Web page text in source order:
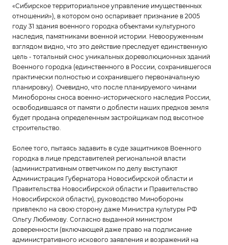
«Сибирское территориальное управление имущественных
отношений»), в котором оно оспаривает признание в 2005
году 31 здания военного городка объектами культурного
наследия, памятниками военной истории. Невооруженным
взглядом видно, что это действие преследует единственную
цель - тотальный снос уникальных дореволюционных зданий
Военного городка (единственного в России, сохранившегося
практически полностью и сохранившего первоначальную
планировку). Очевидно, что после планируемого чинами
Минобороны сноса военно-исторического наследия России,
освободившаяся от памяти о доблести наших предков земля
будет продана определенным застройщикам под высотное
строительство.
Более того, пытаясь задавить в суде защитников Военного
городка в лице представителей региональной власти
(административным ответчиком по делу выступают
Администрация Губернатора Новосибирской области и
Правительства Новосибирской области и Правительство
Новосибирской области), руководство Минобороны
привлекло на свою сторону даже Министра культуры РФ
Ольгу Любимову. Согласно выданной министром
доверенности (включающей даже право на подписание
административного искового заявления и возражений на